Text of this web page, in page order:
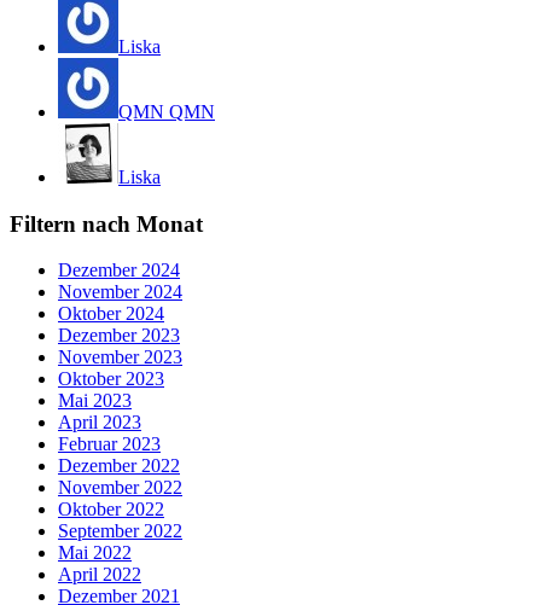
Liska
QMN QMN
Liska
Filtern nach Monat
Dezember 2024
November 2024
Oktober 2024
Dezember 2023
November 2023
Oktober 2023
Mai 2023
April 2023
Februar 2023
Dezember 2022
November 2022
Oktober 2022
September 2022
Mai 2022
April 2022
Dezember 2021